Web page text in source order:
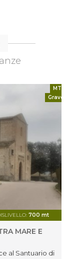
MTB
Gravel
700 mt
MARE E
al Santuario di